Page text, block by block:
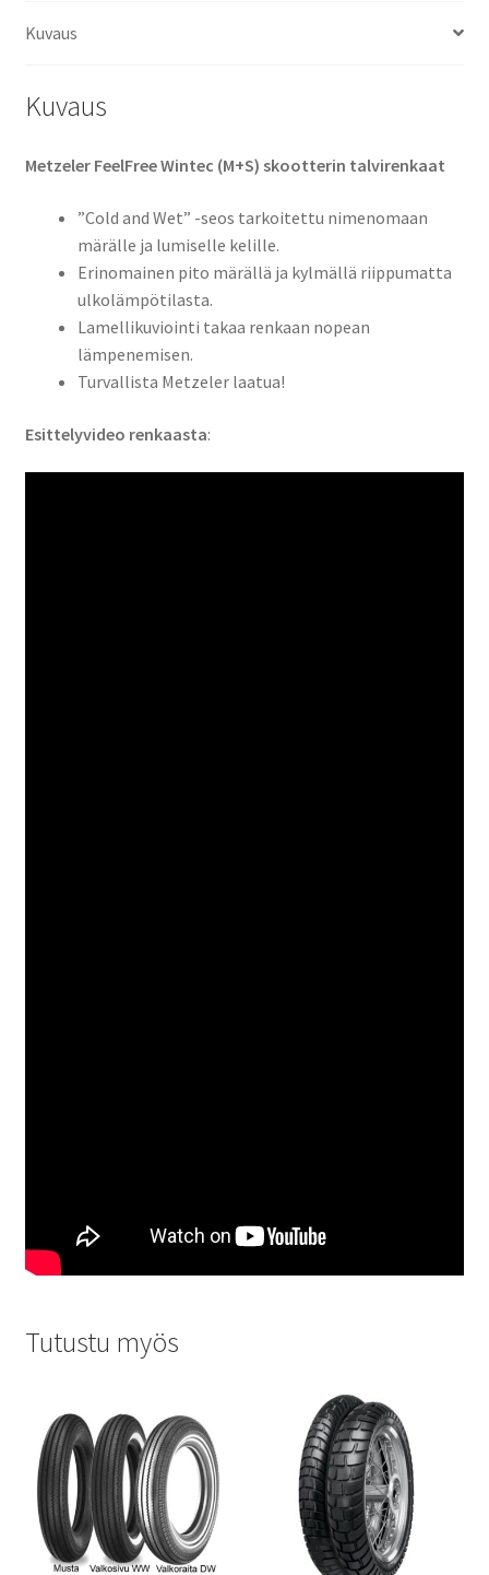
Kuvaus
Kuvaus
Metzeler FeelFree Wintec (M+S) skootterin talvirenkaat
”Cold and Wet” -seos tarkoitettu nimenomaan
märälle ja lumiselle kelille.
Erinomainen pito märällä ja kylmällä riippumatta
ulkolämpötilasta.
Lamellikuviointi takaa renkaan nopean
lämpenemisen.
Turvallista Metzeler laatua!
Esittelyvideo renkaasta:
Tutustu myös